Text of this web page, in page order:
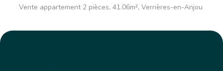
Vente appartement 2 pièces, 41.06m², Verrières-en-Anjou